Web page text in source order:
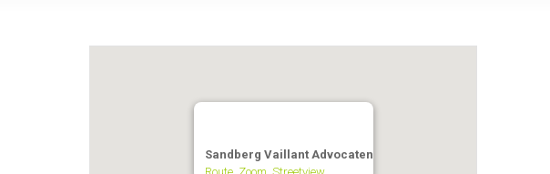
Sandberg Vaillant Advocaten